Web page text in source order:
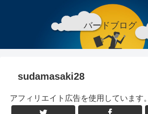
バードブログ
sudamasaki28
アフィリエイト広告を使用しています。